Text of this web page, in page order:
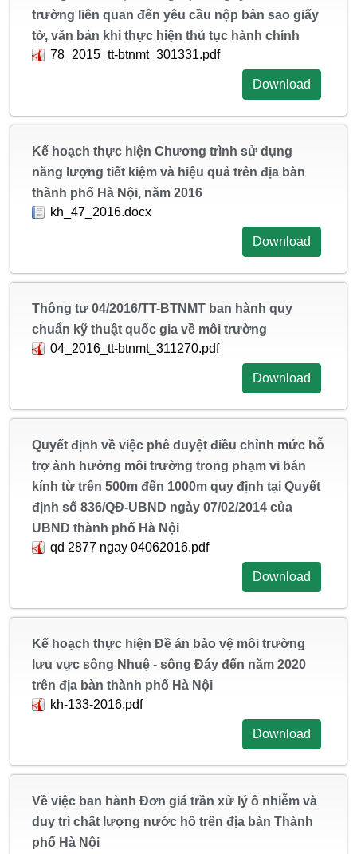
trường liên quan đến yêu cầu nộp bản sao giấy
tờ, văn bản khi thực hiện thủ tục hành chính
78_2015_tt-btnmt_301331.pdf
Download
Kế hoạch thực hiện Chương trình sử dụng
năng lượng tiết kiệm và hiệu quả trên địa bàn
thành phố Hà Nội, năm 2016
kh_47_2016.docx
Download
Thông tư 04/2016/TT-BTNMT ban hành quy
chuẩn kỹ thuật quốc gia về môi trường
04_2016_tt-btnmt_311270.pdf
Download
Quyết định về việc phê duyệt điều chỉnh mức hỗ
trợ ảnh hưởng môi trường trong phạm vi bán
kính từ trên 500m đến 1000m quy định tại Quyết
định số 836/QĐ-UBND ngày 07/02/2014 của
UBND thành phố Hà Nội
qd 2877 ngay 04062016.pdf
Download
Kế hoạch thực hiện Đề án bảo vệ môi trường
lưu vực sông Nhuệ - sông Đáy đến năm 2020
trên địa bàn thành phố Hà Nội
kh-133-2016.pdf
Download
Về việc ban hành Đơn giá trần xử lý ô nhiễm và
duy trì chất lượng nước hồ trên địa bàn Thành
phố Hà Nội